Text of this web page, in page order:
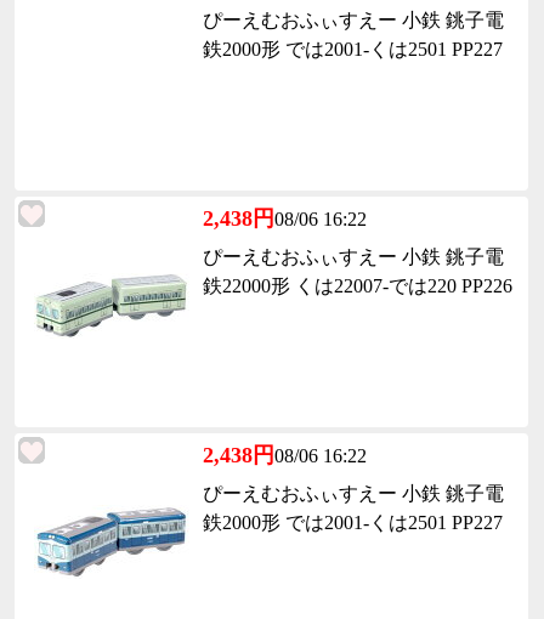
ぴーえむおふぃすえー 小鉄 銚子電
鉄2000形 では2001-くは2501 PP227
2,438円08/06 16:22
ぴーえむおふぃすえー 小鉄 銚子電
鉄22000形 くは22007-では220 PP226
2,438円08/06 16:22
ぴーえむおふぃすえー 小鉄 銚子電
鉄2000形 では2001-くは2501 PP227